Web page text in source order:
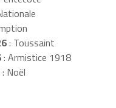
: Toussaint
: Armistice 1918
: Noël